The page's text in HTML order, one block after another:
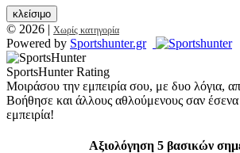
κλείσιμο
© 2026 | Χωρίς κατηγορία
Powered by Sportshunter.gr
SportsHunter Rating
Μοιράσου την εμπειρία σου, με δυο λόγια,
Βοήθησε και άλλους αθλούμενους σαν
εμπειρία!
Αξιολόγηση 5 βασικών